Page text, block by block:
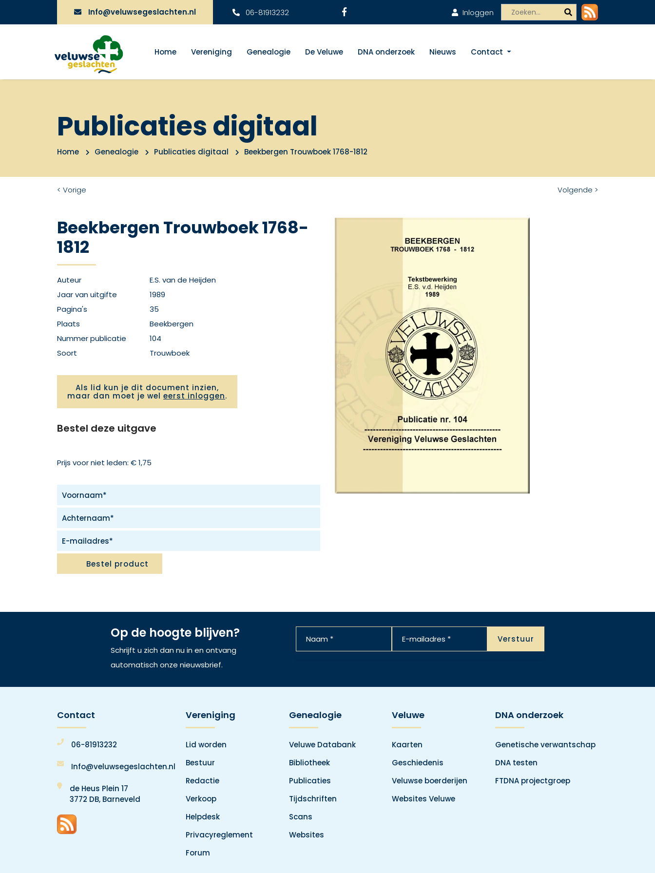
Info@veluwsegeslachten.nl 06-81913232 Inloggen
Home Vereniging Genealogie De Veluwe DNA onderzoek Nieuws Contact
Publicaties digitaal
Home Genealogie Publicaties digitaal Beekbergen Trouwboek 1768-1812
< Vorige Volgende >
Beekbergen Trouwboek 1768-
1812
Auteur
E.S. van de Heijden
Jaar van uitgifte
1989
Pagina's
35
Plaats
Beekbergen
Nummer publicatie
104
Soort
Trouwboek
Als lid kun je dit document inzien,
maar dan moet je wel eerst inloggen.
Bestel deze uitgave
Prijs voor niet leden: € 1,75
Bestel product
Op de hoogte blijven?
Schrijft u zich dan nu in en ontvang
automatisch onze nieuwsbrief.
Contact
06-81913232
Info@veluwsegeslachten.nl
de Heus Plein 17
3772 DB, Barneveld
Vereniging
Lid worden
Bestuur
Redactie
Verkoop
Helpdesk
Privacyreglement
Forum
Genealogie
Veluwe Databank
Bibliotheek
Publicaties
Tijdschriften
Scans
Websites
Veluwe
Kaarten
Geschiedenis
Veluwse boerderijen
Websites Veluwe
DNA onderzoek
Genetische verwantschap
DNA testen
FTDNA projectgroep